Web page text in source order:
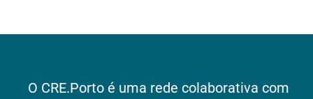
O CRE.Porto é uma rede colaborativa com